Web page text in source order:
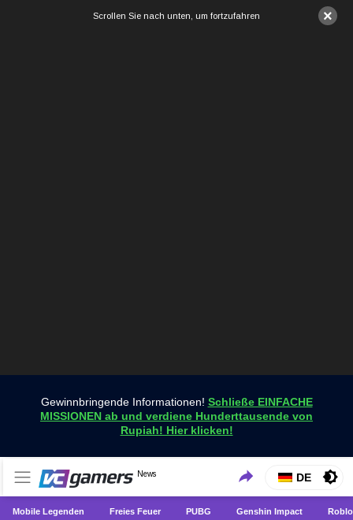
×
Scrollen Sie nach unten, um fortzufahren
Gewinnbringende Informationen! Schließe EINFACHE
MISSIONEN ab und verdiene Hunderttausende von
Rupiah! Hier klicken!
VCGamers-Neuigkeiten
News
Holen Sie sich die neuesten Spielnachrichten nur bei
VCGamers
DE
Mobile Legenden Freies Feuer PUBG Genshin Impact